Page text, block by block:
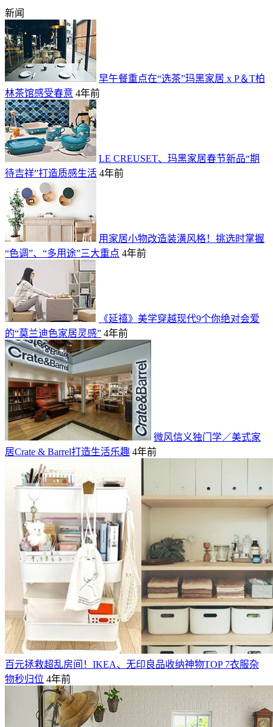
新闻
早午餐重点在“选茶”玛黑家居 x P＆T柏
林茶馆感受春意 4年前
LE CREUSET、玛黑家居春节新品“期
待吉祥”打造质感生活 4年前
用家居小物改造装潢风格！挑选时掌握
“色调”、“多用途”三大重点 4年前
《延禧》美学穿越现代9个你绝对会爱
的“莫兰迪色家居灵感” 4年前
微风信义独门学／美式家
居Crate & Barrel打造生活乐趣 4年前
百元拯救超乱房间！IKEA、无印良品收纳神物TOP 7衣服杂
物秒归位 4年前